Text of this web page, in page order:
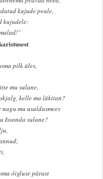
kujude peale,
kujudele:
pilk üles,
mu sulane,
kelle ma läkitan?
mu usaldusmees
Issanda sulane?
õigluse pärast